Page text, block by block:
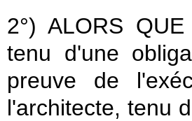
2°) ALORS
tenu d'une
preuve de
l'architecte, tenu